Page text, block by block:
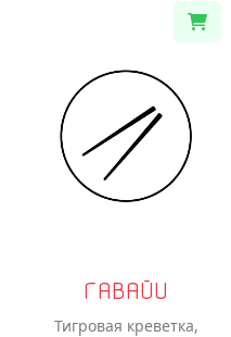
ГАВАЙИ
Тигровая креветка,